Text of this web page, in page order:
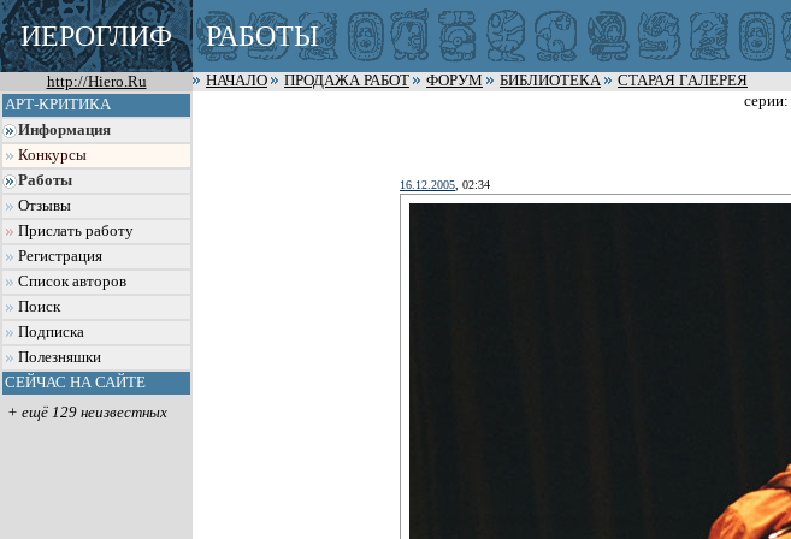
ИЕРОГЛИФ РАБОТЫ
http://Hiero.Ru НАЧАЛО ПРОДАЖА РАБОТ ФОРУМ БИБЛИОТЕКА
СТАРАЯ ГАЛЕРЕЯ
АРТ-КРИТИКА
Информация
Конкурсы
Работы
Отзывы
Прислать работу
Регистрация
Список авторов
Поиск
Подписка
Полезняшки
СЕЙЧАС НА САЙТЕ
+ ещё 129 неизвестных
серии:
16.12.2005 , 02:34